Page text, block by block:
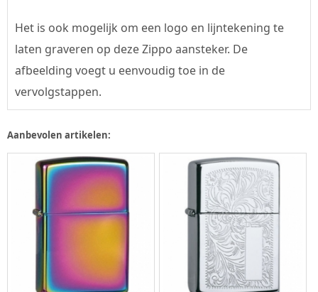
Het is ook mogelijk om een logo en lijntekening te
laten graveren op deze Zippo aansteker. De
afbeelding voegt u eenvoudig toe in de
vervolgstappen.
Aanbevolen artikelen: